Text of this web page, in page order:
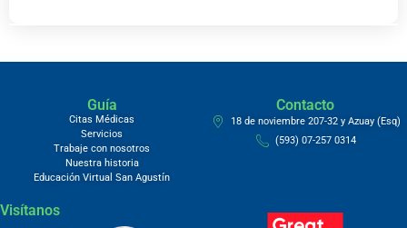
Guía
Citas Médicas
Servicios
Trabaje con nosotros
Nuestra historia
Educación Virtual San Agustín
Contacto
18 de noviembre 207-32 y Azuay (Esq)
(593) 07-257 0314
Visítanos